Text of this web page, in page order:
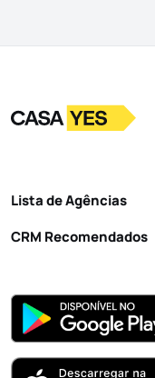
LogoIr para a
Lista de Agências
CRM Recomendados